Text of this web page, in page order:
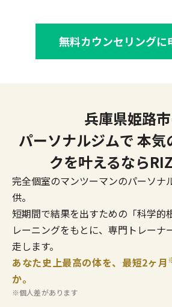
無料カウンセリングに
兵庫県姫路
パーソナルジムで 本気
クを叶えるなら
完全個室のマンツーマンのパーソナ
供。
短期間で結果を出すための「科学的
レーニングをもとに、専門トレーナ
走します。
あなた史上最高の体を、最短2ヶ月
か。
※個人差があります